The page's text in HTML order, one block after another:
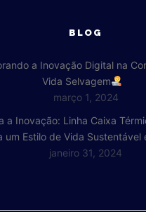
BLOG
a Inovação Digital na
Vida Selvagem
março 1, 2024
a Inovação: Linha Caixa
um Estilo de Vida Sustentável
janeiro 31, 2024